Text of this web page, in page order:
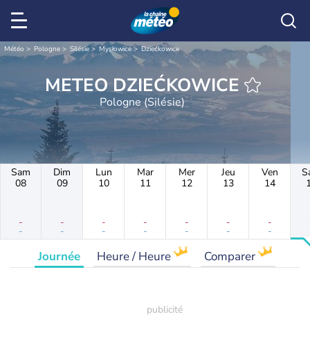
Météo Pologne Silésie Mysłowice Dziećkowice
METEO DZIEĆKOWICE
Pologne (Silésie)
Sam
08
-
-
Dim
09
-
-
Lun
10
-
-
Mar
11
-
-
Mer
12
-
-
Jeu
13
-
-
Ven
14
-
-
Journée Heure / Heure Comparer